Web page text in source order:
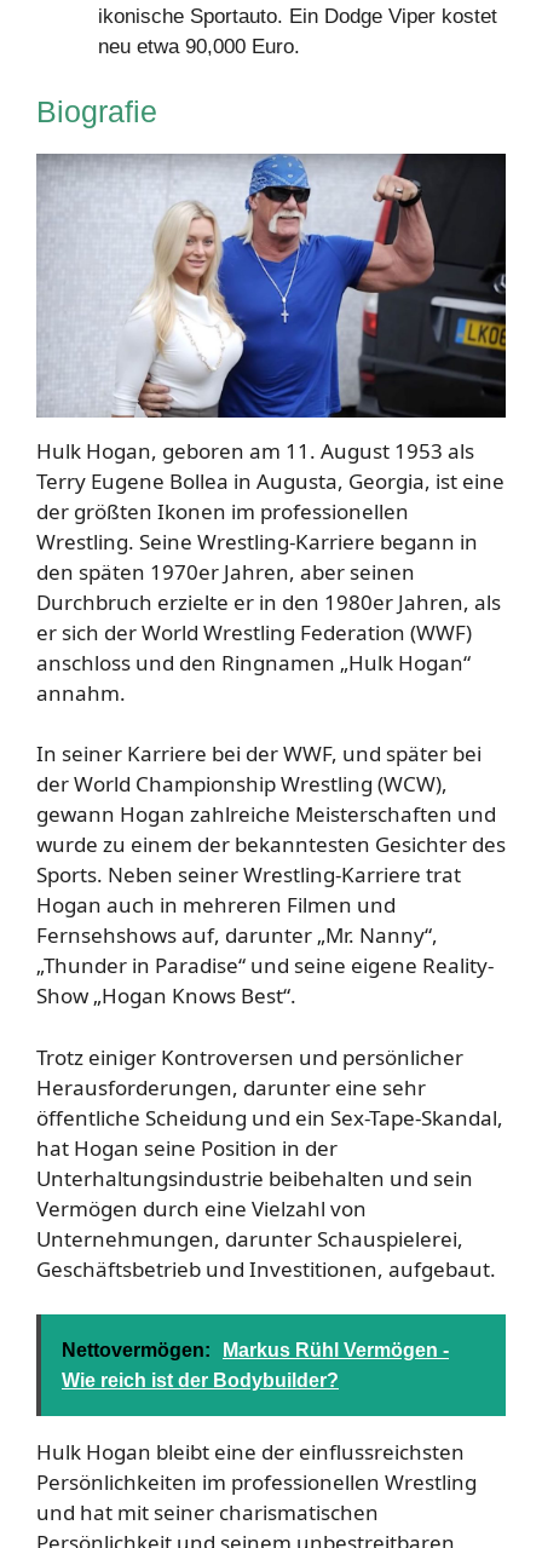
ikonische Sportauto. Ein Dodge Viper kostet
neu etwa 90,000 Euro.
Biografie
Hulk Hogan, geboren am 11. August 1953 als
Terry Eugene Bollea in Augusta, Georgia, ist eine
der größten Ikonen im professionellen
Wrestling. Seine Wrestling-Karriere begann in
den späten 1970er Jahren, aber seinen
Durchbruch erzielte er in den 1980er Jahren, als
er sich der World Wrestling Federation (WWF)
anschloss und den Ringnamen „Hulk Hogan“
annahm.
In seiner Karriere bei der WWF, und später bei
der World Championship Wrestling (WCW),
gewann Hogan zahlreiche Meisterschaften und
wurde zu einem der bekanntesten Gesichter des
Sports. Neben seiner Wrestling-Karriere trat
Hogan auch in mehreren Filmen und
Fernsehshows auf, darunter „Mr. Nanny“,
„Thunder in Paradise“ und seine eigene Reality-
Show „Hogan Knows Best“.
Trotz einiger Kontroversen und persönlicher
Herausforderungen, darunter eine sehr
öffentliche Scheidung und ein Sex-Tape-Skandal,
hat Hogan seine Position in der
Unterhaltungsindustrie beibehalten und sein
Vermögen durch eine Vielzahl von
Unternehmungen, darunter Schauspielerei,
Geschäftsbetrieb und Investitionen, aufgebaut.
Nettovermögen:
Markus Rühl Vermögen -
Wie reich ist der Bodybuilder?
Hulk Hogan bleibt eine der einflussreichsten
Persönlichkeiten im professionellen Wrestling
und hat mit seiner charismatischen